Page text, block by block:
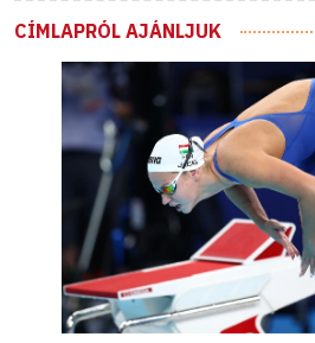
CÍMLAPRÓL AJÁNLJUK